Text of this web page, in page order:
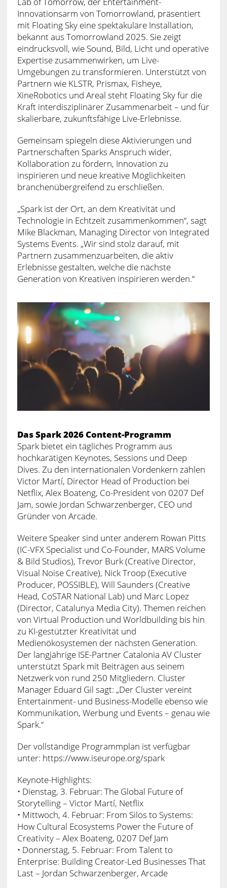
Innovationsarm von Tomorrowland, präsentiert
mit Floating Sky eine spektakuläre Installation,
bekannt aus Tomorrowland 2025. Sie zeigt
eindrucksvoll, wie Sound, Bild, Licht und operative
Expertise zusammenwirken, um Live-
Umgebungen zu transformieren. Unterstützt von
Partnern wie KLSTR, Prismax, Fisheye,
XineRobotics und Areal steht Floating Sky für die
Kraft interdisziplinärer Zusammenarbeit – und für
skalierbare, zukunftsfähige Live-Erlebnisse.
Gemeinsam spiegeln diese Aktivierungen und
Partnerschaften Sparks Anspruch wider,
Kollaboration zu fördern, Innovation zu
inspirieren und neue kreative Möglichkeiten
branchenübergreifend zu erschließen.
„Spark ist der Ort, an dem Kreativität und
Technologie in Echtzeit zusammenkommen“, sagt
Mike Blackman, Managing Director von Integrated
Systems Events. „Wir sind stolz darauf, mit
Partnern zusammenzuarbeiten, die aktiv
Erlebnisse gestalten, welche die nächste
Generation von Kreativen inspirieren werden.“
Das Spark 2026 Content-Programm
Spark bietet ein tägliches Programm aus
hochkarätigen Keynotes, Sessions und Deep
Dives. Zu den internationalen Vordenkern zählen
Victor Martí, Director Head of Production bei
Netflix, Alex Boateng, Co-President von 0207 Def
Jam, sowie Jordan Schwarzenberger, CEO und
Gründer von Arcade.
Weitere Speaker sind unter anderem Rowan Pitts
(IC-VFX Specialist und Co-Founder, MARS Volume
& Bild Studios), Trevor Burk (Creative Director,
Visual Noise Creative), Nick Troop (Executive
Producer, POSSIBLE), Will Saunders (Creative
Head, CoSTAR National Lab) und Marc Lopez
(Director, Catalunya Media City). Themen reichen
von Virtual Production und Worldbuilding bis hin
zu KI-gestützter Kreativität und
Medienökosystemen der nächsten Generation.
Der langjährige ISE-Partner Catalonia AV Cluster
unterstützt Spark mit Beiträgen aus seinem
Netzwerk von rund 250 Mitgliedern. Cluster
Manager Eduard Gil sagt: „Der Cluster vereint
Entertainment- und Business-Modelle ebenso wie
Kommunikation, Werbung und Events – genau wie
Spark.“
Der vollständige Programmplan ist verfügbar
unter: https://www.iseurope.org/spark
Keynote-Highlights:
• Dienstag, 3. Februar: The Global Future of
Storytelling – Victor Martí, Netflix
• Mittwoch, 4. Februar: From Silos to Systems:
How Cultural Ecosystems Power the Future of
Creativity – Alex Boateng, 0207 Def Jam
• Donnerstag, 5. Februar: From Talent to
Enterprise: Building Creator-Led Businesses That
Last – Jordan Schwarzenberger, Arcade